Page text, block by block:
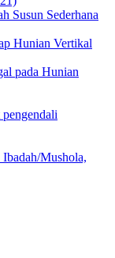
Susun Sederhana
Hunian Vertikal
pada Hunian
Mushola,